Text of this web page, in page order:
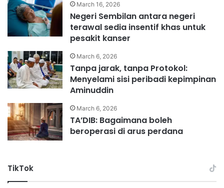
March 16, 2026
Negeri Sembilan antara negeri
terawal sedia insentif khas untuk
pesakit kanser
March 6, 2026
Tanpa jarak, tanpa Protokol:
Menyelami sisi peribadi kepimpinan
Aminuddin
March 6, 2026
TA’DIB: Bagaimana boleh
beroperasi di arus perdana
TikTok